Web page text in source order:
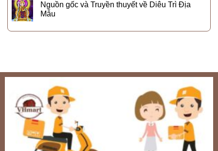
Nguồn gốc và Truyền thuyết về Diêu Trì Địa
Mẫu